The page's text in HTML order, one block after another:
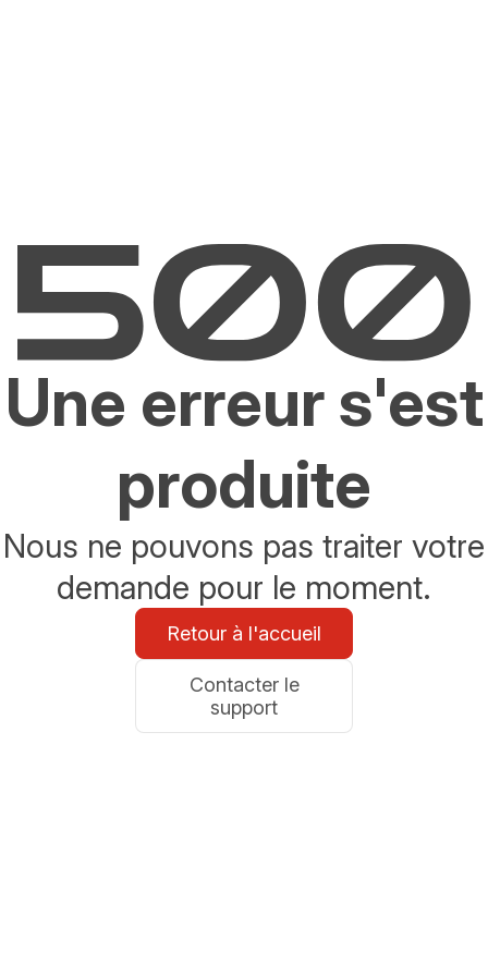
Une erreur s'est
produite
Nous ne pouvons pas traiter votre
demande pour le moment.
Retour à l'accueil
Contacter le
support